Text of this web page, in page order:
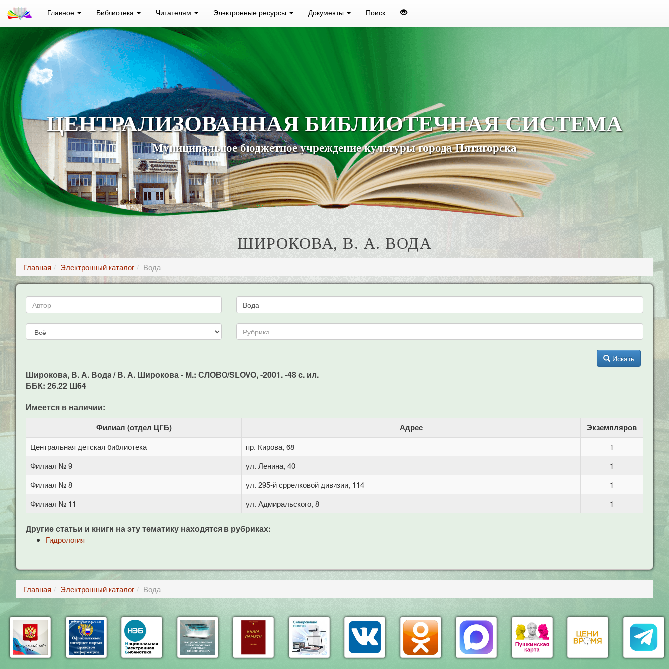
Главное Библиотека Читателям Электронные ресурсы Документы Поиск
ЦЕНТРАЛИЗОВАННАЯ БИБЛИОТЕЧНАЯ СИСТЕМА
Муниципальное бюджетное учреждение культуры города Пятигорска
ШИРОКОВА, В. А. ВОДА
Главная Электронный каталог Вода
Искать
Широкова, В. А. Вода / В. А. Широкова - М.: СЛОВО/SLOVO, -2001. -48 с. ил.
ББК: 26.22 Ш64
Имеется в наличии:
Филиал (отдел ЦГБ) Адрес Экземпляров
Центральная детская библиотека пр. Кирова, 68
1
Филиал № 9
ул. Ленина, 40
1
Филиал № 8
ул. 295-й сррелковой дивизии, 114
1
Филиал № 11
ул. Адмиральского, 8 1
Другие статьи и книги на эту тематику находятся в рубриках:
Гидрология
Главная Электронный каталог Вода